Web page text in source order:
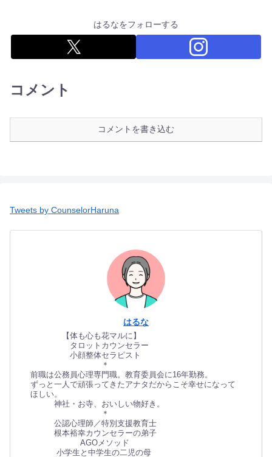
はるなをフォローする
コメント
コメントを書き込む
Tweets by CounselorHaruna
はるな
【体も心も花マルに】
タロットカウンセラー
小顔整体セラピスト
＊
前職は公務員心理専門職。教育委員会に16年勤務。
ずっと一人で頑張ってきたアナタだからこそ幸せになって
ほしい。
神社・お寺、おいしい物好き。
＊
公認心理師／特別支援教育士
根本裕幸カウンセラーの弟子
AGOメソッド
小学生と中学生の二児の母